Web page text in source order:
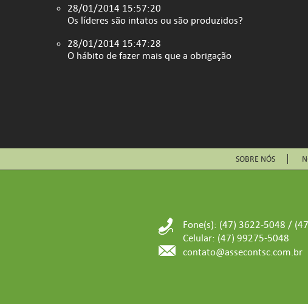
28/01/2014 15:57:20
Os líderes são intatos ou são produzidos?
28/01/2014 15:47:28
O hábito de fazer mais que a obrigação
SOBRE NÓS
Fone(s): (47) 3622-5048 /
Celular: (47) 99275-5048
contato@assecontsc.com.br